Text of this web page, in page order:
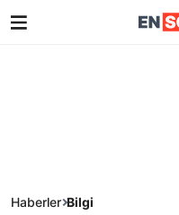
Haberler Bilgi